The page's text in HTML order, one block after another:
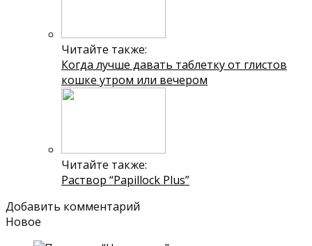
Читайте также:
Когда лучше давать таблетку от глистов
кошке утром или вечером
Читайте также:
Раствор “Papillock Plus”
Добавить комментарий
Новое